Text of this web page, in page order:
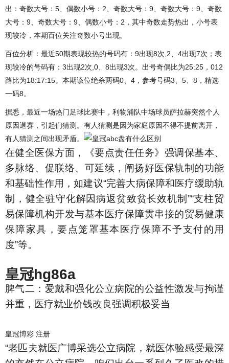
出：奇数大号：5、偶数小号：2、奇数大号：9、奇数大号：9、奇数
大号：9、奇数大号：9、偶数小号：2，其中奇数走势热出，小号表
现较冷，本期百位关注奇数小号出现。
百位分析：最近50期表现较热的号码有：9出现8次,2、4出现7次；表
现较冷的号码有：3出现2次,0、8出现3次。出号奇偶比为25:25，012
路比为18:17:15。本期该位绝杀两码0、4，参考号码3、5、8，精选
一码8。
据悉，最近一场热门足球比赛中，利物浦队中场球员萨拉赫突然个人
原因退赛，引起们猜测。有人猜测是因为家庭原因不得不提前离开，
有人猜测之间出现矛盾。
在健全医保方面，《要点责任任务》强调保基本、
多脉络、促联络、可延续，阐扬好医保轨制的功能
和基础性作用，如建议“完善大病保障和医疗缓助轨
制，健全驻守化解因病返贫致贫长效机制”“支柱贸
易保障机构开发与基本医疗保障贯串接的贸易健康
保障家具，要点笼罩基本医疗保障不予支付的用
度”等。
皇冠hg86a
脾气二：爱戴和强化公立病院的公益性激发与拘谨
并重，医疗就业价钱改良强调积极妥当
皇冠博彩 注册
“老匹夫就医广博采选公立病院，就医体验感受最深